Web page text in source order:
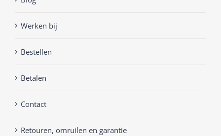
Werken bij
Bestellen
Betalen
Contact
Retouren, omruilen en garantie